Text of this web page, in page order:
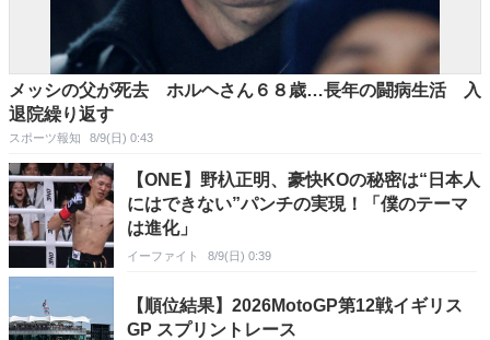
メッシの父が死去 ホルヘさん６８歳…長年の闘病生活 入
退院繰り返す
スポーツ報知 8/9(日) 0:43
【ONE】野杁正明、豪快KOの秘密は“日本人
にはできない”パンチの実現！「僕のテーマ
は進化」
イーファイト 8/9(日) 0:39
【順位結果】2026MotoGP第12戦イギリス
GP スプリントレース